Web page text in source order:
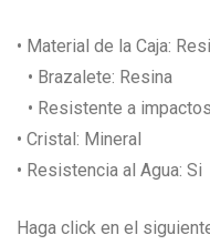
• Material de la Caja:
• Brazalete: Resina
• Resistente a
• Cristal: Mineral
• Resistencia al Agua: Si
Haga click en el